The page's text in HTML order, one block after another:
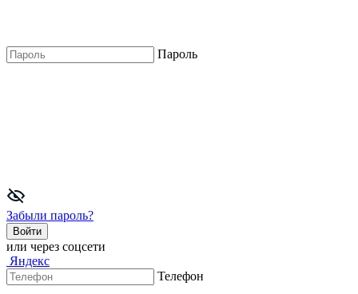
Пароль
Забыли пароль?
Войти
или через соцсети
Яндекс
Телефон